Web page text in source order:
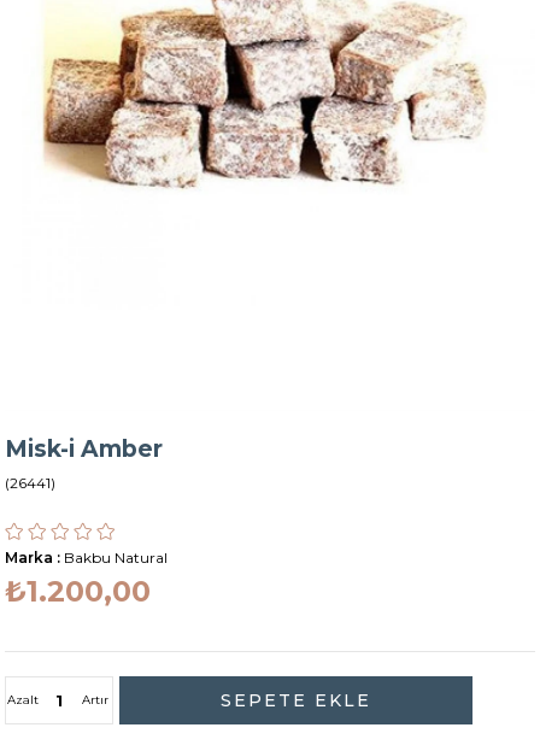
Misk-i Amber
(26441)
Marka : Bakbu Natural
₺1.200,00
Artır
Azalt